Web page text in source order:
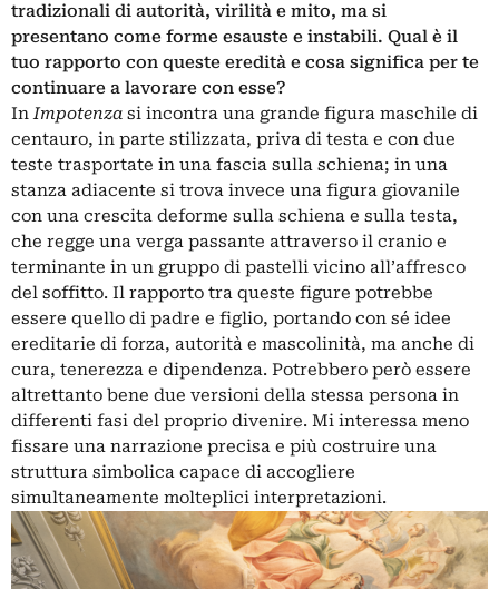
tradizionali di autorità, virilità e mito, ma si
presentano come forme esauste e instabili. Qual è il
tuo rapporto con queste eredità e cosa significa per te
continuare a lavorare con esse?
InImpotenza si incontra una grande figura maschile di
centauro, in parte stilizzata, priva di testa e con due
teste trasportate in una fascia sulla schiena; in una
stanza adiacente si trova invece una figura giovanile
con una crescita deforme sulla schiena e sulla testa,
che regge una verga passante attraverso il cranio e
terminante in un gruppo di pastelli vicino all’affresco
del soffitto. Il rapporto tra queste figure potrebbe
essere quello di padre e figlio, portando con sé idee
ereditarie di forza, autorità e mascolinità, ma anche di
cura, tenerezza e dipendenza. Potrebbero però essere
altrettanto bene due versioni della stessa persona in
differenti fasi del proprio divenire. Mi interessa meno
fissare una narrazione precisa e più costruire una
struttura simbolica capace di accogliere
simultaneamente molteplici interpretazioni.